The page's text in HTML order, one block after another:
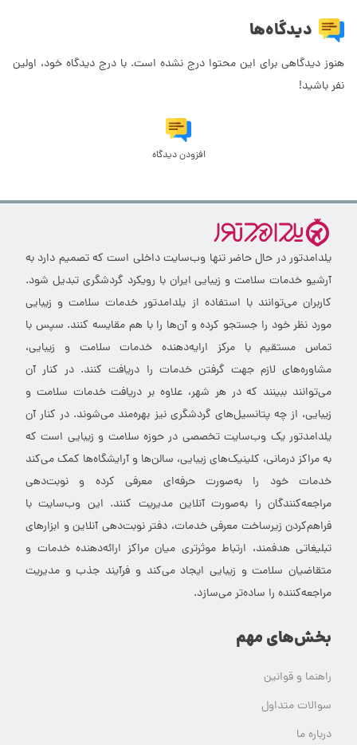
دیدگاه‌ها
هنوز دیدگاهی برای این محتوا درج نشده است. با درج دیدگاه خود، اولین
نفر باشید!
افزودن دیدگاه
یلدامدتور در حال حاضر تنها وب‌سایت داخلی است که تصمیم دارد به
آرشیو خدمات سلامت و زیبایی ایران با رویکرد گردشگری تبدیل شود.
کاربران می‌توانند با استفاده از یلدامدتور خدمات سلامت و زیبایی
مورد نظر خود را جستجو کرده و آن‌ها را با هم مقایسه کنند. سپس با
تماس مستقیم با مرکز ارایه‌دهنده خدمات سلامت و زیبایی،
مشاوره‌های لازم جهت گرفتن خدمات را دریافت کنند. در کنار آن
می‌توانند ببینند که در هر شهر، علاوه بر دریافت خدمات سلامت و
زیبایی، از چه پتانسیل‌های گردشگری نیز بهره‌مند می‌شوند. در کنار آن
یلدامدتور یک وب‌سایت تخصصی در حوزه سلامت و زیبایی است که
به مراکز درمانی، کلینیک‌های زیبایی، سالن‌ها و آرایشگاه‌ها کمک می‌کند
خدمات خود را به‌صورت حرفه‌ای معرفی کرده و نوبت‌دهی
مراجعه‌کنندگان را به‌صورت آنلاین مدیریت کنند. این وب‌سایت با
فراهم‌کردن زیرساخت معرفی خدمات، دفتر نوبت‌دهی آنلاین و ابزارهای
تبلیغاتی هدفمند، ارتباط موثرتری میان مراکز ارائه‌دهنده خدمات و
متقاضیان سلامت و زیبایی ایجاد می‌کند و فرآیند جذب و مدیریت
مراجعه‌کننده را ساده‌تر می‌سازد.
بخش‌های مهم
راهنما و قوانین
سوالات متداول
درباره ما